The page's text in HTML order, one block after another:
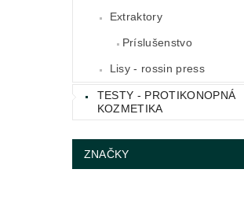
Extraktory
Príslušenstvo
Lisy - rossin press
TESTY - PROTIKONOPNÁ
KOZMETIKA
ZNAČKY